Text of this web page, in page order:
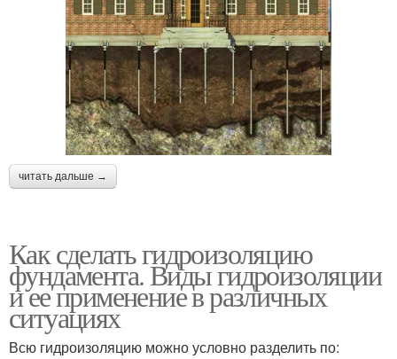
читать дальше →
Как сделать гидроизоляцию
фундамента. Виды гидроизоляции
и ее применение в различных
ситуациях
Всю гидроизоляцию можно условно разделить по: